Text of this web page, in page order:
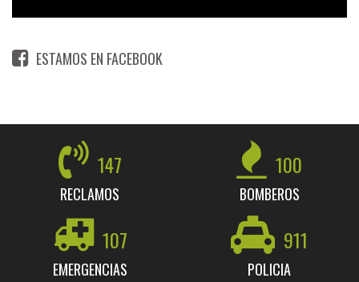
ESTAMOS EN FACEBOOK
147
RECLAMOS
100
BOMBEROS
107
EMERGENCIAS
911
POLICIA